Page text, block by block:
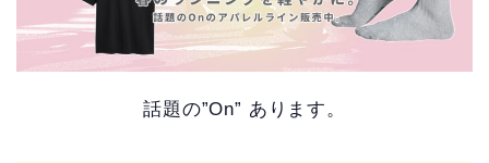
話題の”On” あります。